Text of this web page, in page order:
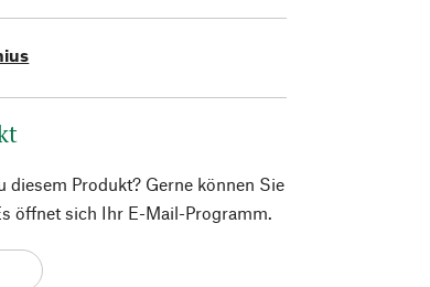
diesem Produkt? Gerne können Sie
öffnet sich Ihr E-Mail-Programm.